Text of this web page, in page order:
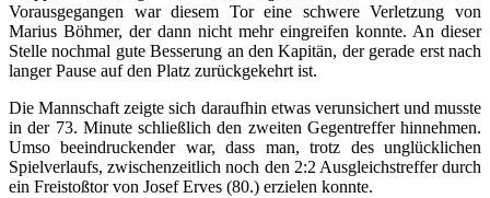
Vorausgegangen war diesem Tor eine schwere Verletzung von
Marius Böhmer, der dann nicht mehr eingreifen konnte. An dieser
Stelle nochmal gute Besserung an den Kapitän, der gerade erst nach
langer Pause auf den Platz zurückgekehrt ist.
Die Mannschaft zeigte sich daraufhin etwas verunsichert und musste
in der 73. Minute schließlich den zweiten Gegentreffer hinnehmen.
Umso beeindruckender war, dass man, trotz des unglücklichen
Spielverlaufs, zwischenzeitlich noch den 2:2 Ausgleichstreffer durch
ein Freistoßtor von Josef Erves (80.) erzielen konnte.